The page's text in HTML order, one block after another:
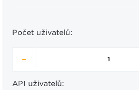
Počet uživatelů:
API uživatelů: